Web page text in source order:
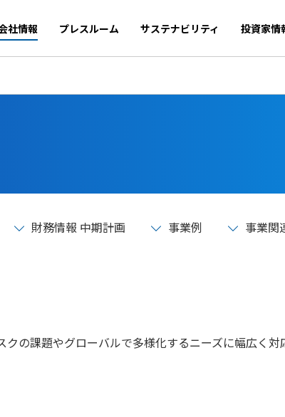
社情報 プレスルーム サステナビリティ 投資家情
財務情報 中期計画 事業例 事業関
の課題やグローバルで多様化するニーズに幅広く対